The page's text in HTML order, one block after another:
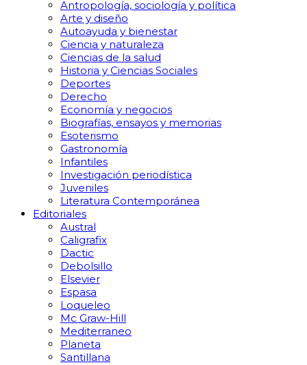
Antropología, sociología y política
Arte y diseño
Autoayuda y bienestar
Ciencia y naturaleza
Ciencias de la salud
Historia y Ciencias Sociales
Deportes
Derecho
Economía y negocios
Biografías, ensayos y memorias
Esoterismo
Gastronomía
Infantiles
Investigación periodística
Juveniles
Literatura Contemporánea
Editoriales
Austral
Caligrafix
Dactic
Debolsillo
Elsevier
Espasa
Loqueleo
Mc Graw-Hill
Mediterraneo
Planeta
Santillana